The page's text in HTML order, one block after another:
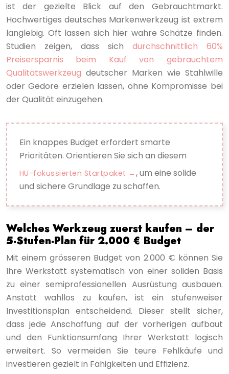
ist der gezielte Blick auf den Gebrauchtmarkt.
Hochwertiges deutsches Markenwerkzeug ist extrem
langlebig. Oft lassen sich hier wahre Schätze finden.
Studien zeigen, dass sich durchschnittlich 60%
Preisersparnis beim Kauf von gebrauchtem
Qualitätswerkzeug deutscher Marken wie Stahlwille
oder Gedore erzielen lassen, ohne Kompromisse bei
der Qualität einzugehen.
Ein knappes Budget erfordert smarte
Prioritäten. Orientieren Sie sich an diesem
HU-fokussierten Startpaket
, um eine solide
und sichere Grundlage zu schaffen.
Welches Werkzeug zuerst kaufen – der
5-Stufen-Plan für 2.000 € Budget
Mit einem grösseren Budget von 2.000 € können Sie
Ihre Werkstatt systematisch von einer soliden Basis
zu einer semiprofessionellen Ausrüstung ausbauen.
Anstatt wahllos zu kaufen, ist ein stufenweiser
Investitionsplan entscheidend. Dieser stellt sicher,
dass jede Anschaffung auf der vorherigen aufbaut
und den Funktionsumfang Ihrer Werkstatt logisch
erweitert. So vermeiden Sie teure Fehlkäufe und
investieren gezielt in Fähigkeiten und Effizienz.